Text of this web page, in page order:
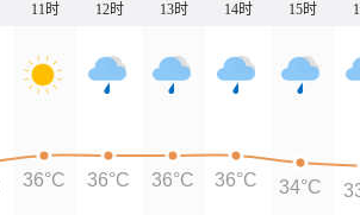
11时 12时 13时 14时 15时
36°C 36°C 36°C 36°C 34°C